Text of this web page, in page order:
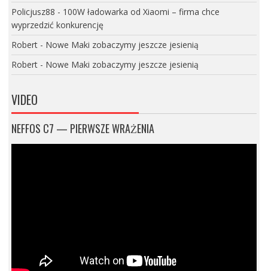
Policjusz88 - 100W ładowarka od Xiaomi – firma chce
wyprzedzić konkurencję
Robert- Nowe Maki zobaczymy jeszcze jesienią
Robert- Nowe Maki zobaczymy jeszcze jesienią
VIDEO
NEFFOS C7 — PIERWSZE WRAŻENIA